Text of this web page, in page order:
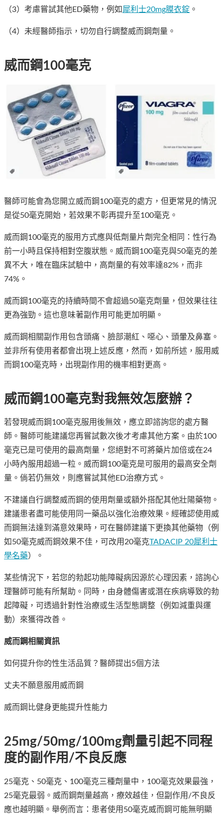
（3）考慮嘗試其他ED藥物，例如犀利士20mg膜衣錠 。
（4）未經醫師指示，切勿自行調整威而鋼劑量。
威而鋼100毫克
醫師可能會為您開立威而鋼100毫克的處方，但更常見的情況
是從50毫克開始，若效果不彰再提升至100毫克。
威而鋼100毫克的服用方式應與低劑量片劑完全相同：性行為
前一小時且保持相對空腹狀態。威而鋼100毫克與50毫克的差
異不大，唯在臨床試驗中，高劑量的有效率達82%，而非
74%。
威而鋼100毫克的持續時間不會超過50毫克劑量，但效果往往
更為強勁。這也意味著副作用可能更加明顯。
威而鋼相關副作用包含頭痛、臉部潮紅、噁心、頭暈及鼻塞。
並非所有使用者都會出現上述反應，然而，如前所述，服用威
而鋼100毫克時，出現副作用的機率相對更高。
威而鋼100毫克對我無效怎麼辦？
若發現威而鋼100毫克服用後無效，應立即諮詢您的處方醫
師。醫師可能建議您再嘗試數次後才考慮其他方案。由於100
毫克已是可使用的最高劑量，您絕對不可將藥片加倍或在24
小時內服用超過一粒。威而鋼100毫克是可服用的最高安全劑
量。倘若仍無效，則應嘗試其他ED治療方式。
不建議自行調整威而鋼的使用劑量或額外搭配其他壯陽藥物。
建議患者盡可能使用同一藥品以強化治療效果。經確認使用威
而鋼無法達到滿意效果時，可在醫師建議下更換其他藥物（例
如50毫克威而鋼效果不佳，可改用20毫克TADACIP 20犀利士
學名藥）。
某些情況下，若您的勃起功能障礙病因源於心理因素，諮詢心
理醫師可能有所幫助。同時，由身體傷害或潛在疾病導致的勃
起障礙，可透過針對性治療或生活型態調整（例如減重與運
動）來獲得改善。
威而鋼相關資訊
如何提升你的性生活品質？醫師提出5個方法
丈夫不願意服用威而鋼
威而鋼比健身更能提升性能力
25mg/50mg/100mg劑量引起不同程
度的副作用/不良反應
25毫克、50毫克、100毫克三種劑量中，100毫克效果最強，
25毫克最弱。威而鋼劑量越高，療效越佳，但副作用/不良反
應也越明顯。舉例而言：患者使用50毫克威而鋼可能無明顯